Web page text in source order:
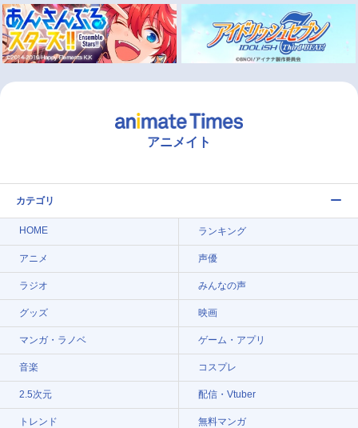
アニメイト
カテゴリ
HOME ランキング
アニメ 声優
ラジオ みんなの声
グッズ 映画
マンガ・ラノベ ゲーム・アプリ
音楽 コスプレ
2.5次元 配信・Vtuber
トレンド 無料マンガ